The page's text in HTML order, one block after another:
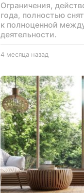
Ограничения,
года, полностью
к полноценной
деятельности.
4 месяца назад
с
я
ц
а
н
а
з
а
д